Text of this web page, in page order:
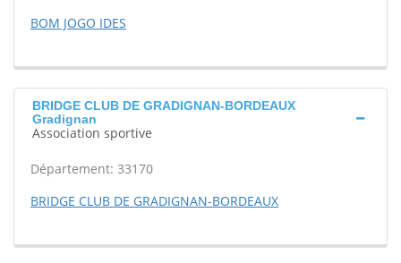
BOM JOGO IDES
BRIDGE CLUB DE GRADIGNAN-BORDEAUX
Gradignan
Association sportive
Département: 33170
BRIDGE CLUB DE GRADIGNAN-BORDEAUX